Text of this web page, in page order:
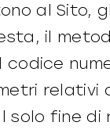
al Sito,
il
codice
relativi
solo fine di